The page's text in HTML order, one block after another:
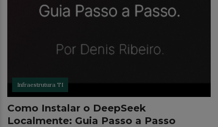
Infraestrutura TI
Como Instalar o DeepSeek
Localmente: Guia Passo a Passo